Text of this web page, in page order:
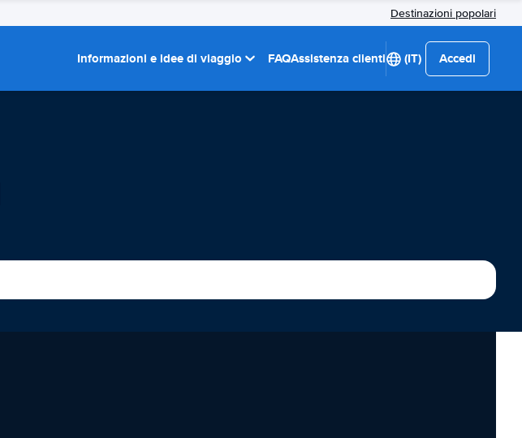
Destinazioni popolari
Informazioni e idee di viaggio FAQAssistenza clienti (IT) Accedi